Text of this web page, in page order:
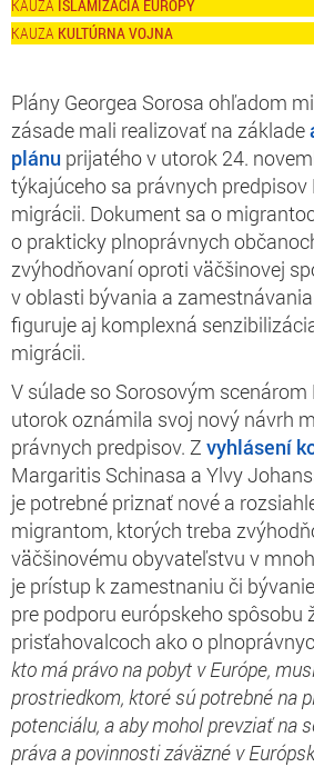
ISLAMIZÁCIA EURÓPY
KULTÚRNA VOJNA
Plány Georgea Sorosa ohľadom
zásade mali realizovať na základe
plánu prijatého v utorok 24.
týkajúceho sa právnych predpisov
migrácii. Dokument sa o
o prakticky plnoprávnych
zvýhodňovaní oproti väčšinovej
v oblasti bývania a
figuruje aj komplexná
migrácii.
V súlade so Sorosovým
utorok oznámila svoj nový návrh
právnych predpisov. Z vyhlásení
Margaritis Schinasa a Ylvy
je potrebné priznať nové a
migrantom, ktorých treba
väčšinovému obyvateľstvu v
je prístup k zamestnaniu či
pre podporu európskeho spôsobu
prisťahovalcoch ako o
kto má právo na pobyt v Európe,
prostriedkom, ktoré sú potrebné na
potenciálu, a aby mohol prevziať na
práva a povinnosti záväzné v